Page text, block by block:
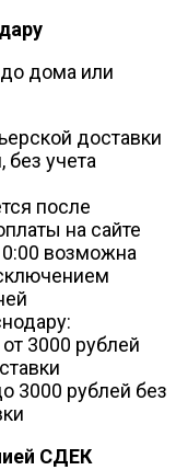
дома или
доставки
без учета
после
на сайте
возможна
3000 рублей
3000 рублей без
СДЕК